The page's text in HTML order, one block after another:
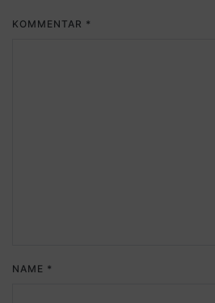
KOMMENTAR *
NAME *